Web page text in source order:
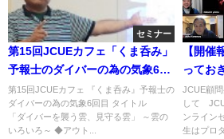
セミナー
第15回JCUEカフェ「くま呑み」
予報士のダイバーの為の気象6回
目「ダイバーを襲う雲、見守る
雲」〜雲のいろいろ〜
第15回JCUEカフェ 『くま呑み』予報士の
ダイバーの為の気象6回目 タイトル
「ダイバーを襲う雲、見守る雲」 ～雲の
いろいろ～ ◆アウト...
【開催
ってお
白話や
JCUE顧
して
ンライン
生はプロ